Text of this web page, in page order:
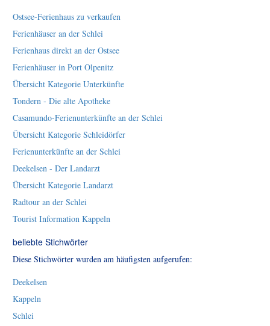
Ostsee-Ferienhaus zu verkaufen
Ferienhäuser an der Schlei
Ferienhaus direkt an der Ostsee
Ferienhäuser in Port Olpenitz
Übersicht Kategorie Unterkünfte
Tondern - Die alte Apotheke
Casamundo-Ferienunterkünfte an der Schlei
Übersicht Kategorie Schleidörfer
Ferienunterkünfte an der Schlei
Deekelsen - Der Landarzt
Übersicht Kategorie Landarzt
Radtour an der Schlei
Tourist Information Kappeln
beliebte Stichwörter
Diese Stichwörter wurden am häufigsten aufgerufen:
Deekelsen
Kappeln
Schlei